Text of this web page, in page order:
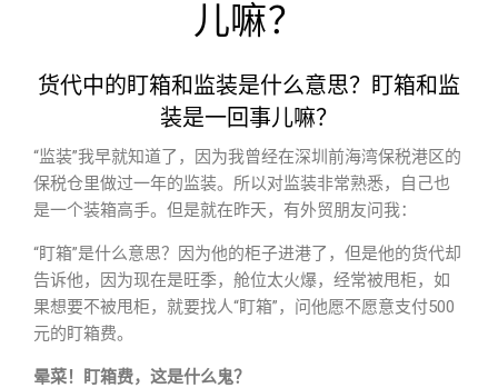
儿嘛？
货代中的盯箱和监装是什么意思？盯箱和监
装是一回事儿嘛？
“监装”我早就知道了，因为我曾经在深圳前海湾保税港区的
保税仓里做过一年的监装。所以对监装非常熟悉，自己也
是一个装箱高手。但是就在昨天，有外贸朋友问我：
“盯箱”是什么意思？因为他的柜子进港了，但是他的货代却
告诉他，因为现在是旺季，舱位太火爆，经常被甩柜，如
果想要不被甩柜，就要找人“盯箱”，问他愿不愿意支付500
元的盯箱费。
晕菜！盯箱费，这是什么鬼？